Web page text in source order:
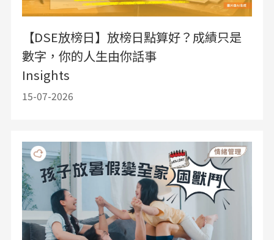
【DSE放榜日】放榜日點算好？成績只是
數字，你的人生由你話事
Insights
15-07-2026